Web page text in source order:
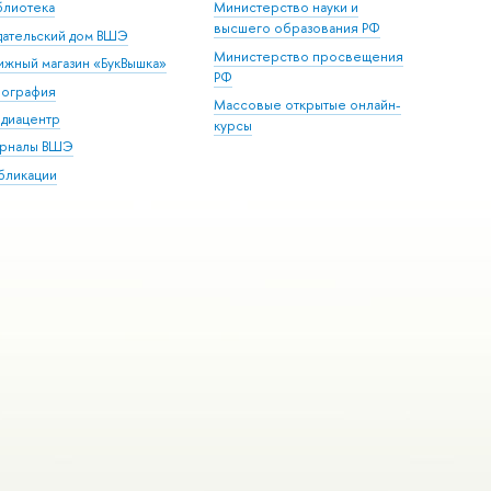
дом ВШЭ
магазин «БукВышка»
ВШЭ
Министерство науки и
высшего образования РФ
Министерство просвещения
РФ
Массовые открытые онлайн-
курсы